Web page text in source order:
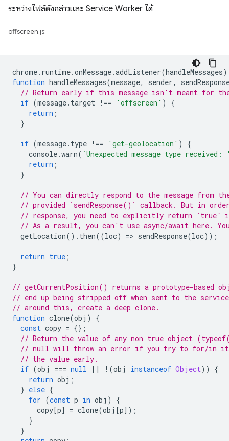
ระหว่างไฟล์ดังกล่าวและ Service Worker ได้
offscreen.js:
chrome. runtime.onMessage.addListener(handleMessages
function handleMessages(message, sender,
// Return early if this message isn't meant for the
if (message. target !== 'offscreen' )
{
return ;
}
if (message. type !== 'get-geolocation' )
{
console.warn( `Unexpected message type received:
return ;
}
// You can directly respond to the message from
// provided `sendResponse()` callback. But in
// response, you need to explicitly return `true` in
// As a result, you can't use async/await here.
getLocation(). then((loc) => sendResponse(loc));
return true ;
}
// getCurrentPosition() returns a prototype-based
// end up being stripped off when sent to the
// around this, create a deep clone.
function clone(obj )
{
const copy = {};
// Return the value of any non true object
// null will throw an error if you try to for/in
// the value early.
if (obj === null || ! (obj instanceof Object))
{
return obj ;
} else {
for (const p in obj )
{
copy[p] = clone(obj [p]);
}
}